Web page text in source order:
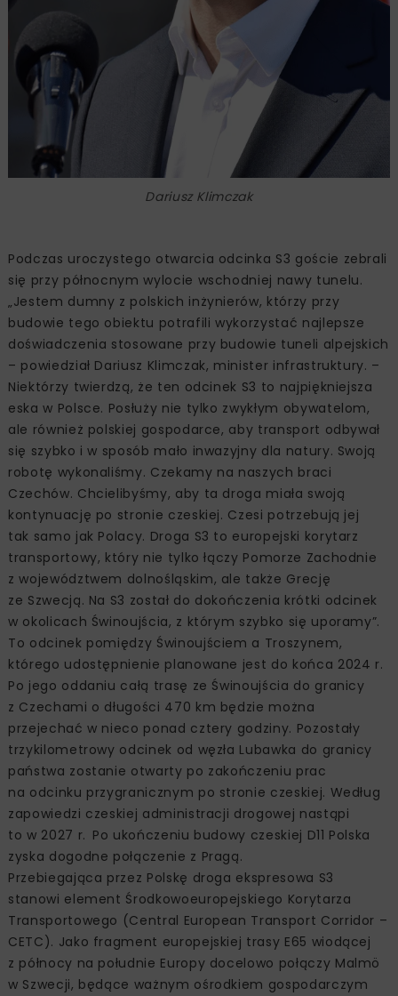
Dariusz Klimczak
Podczas uroczystego otwarcia odcinka S3 goście zebrali
się przy północnym wylocie wschodniej nawy tunelu.
„Jestem dumny z polskich inżynierów, którzy przy
budowie tego obiektu potrafili wykorzystać najlepsze
doświadczenia stosowane przy budowie tuneli alpejskich
– powiedział Dariusz Klimczak, minister infrastruktury. –
Niektórzy twierdzą, że ten odcinek S3 to najpiękniejsza
eska w Polsce. Posłuży nie tylko zwykłym obywatelom,
ale również polskiej gospodarce, aby transport odbywał
się szybko i w sposób mało inwazyjny dla natury. Swoją
robotę wykonaliśmy. Czekamy na naszych braci
Czechów. Chcielibyśmy, aby ta droga miała swoją
kontynuację po stronie czeskiej. Czesi potrzebują jej
tak samo jak Polacy. Droga S3 to europejski korytarz
transportowy, który nie tylko łączy Pomorze Zachodnie
z województwem dolnośląskim, ale także Grecję
ze Szwecją. Na S3 został do dokończenia krótki odcinek
w okolicach Świnoujścia, z którym szybko się uporamy”.
To odcinek pomiędzy Świnoujściem a Troszynem,
którego udostępnienie planowane jest do końca 2024 r.
Po jego oddaniu całą trasę ze Świnoujścia do granicy
z Czechami o długości 470 km będzie można
przejechać w nieco ponad cztery godziny. Pozostały
trzykilometrowy odcinek od węzła Lubawka do granicy
państwa zostanie otwarty po zakończeniu prac
na odcinku przygranicznym po stronie czeskiej. Według
zapowiedzi czeskiej administracji drogowej nastąpi
to w 2027 r. Po ukończeniu budowy czeskiej D11 Polska
zyska dogodne połączenie z Pragą.
Przebiegająca przez Polskę droga ekspresowa S3
stanowi element Środkowoeuropejskiego Korytarza
Transportowego (Central European Transport Corridor –
CETC). Jako fragment europejskiej trasy E65 wiodącej
z północy na południe Europy docelowo połączy Malmö
w Szwecji, będące ważnym ośrodkiem gospodarczym